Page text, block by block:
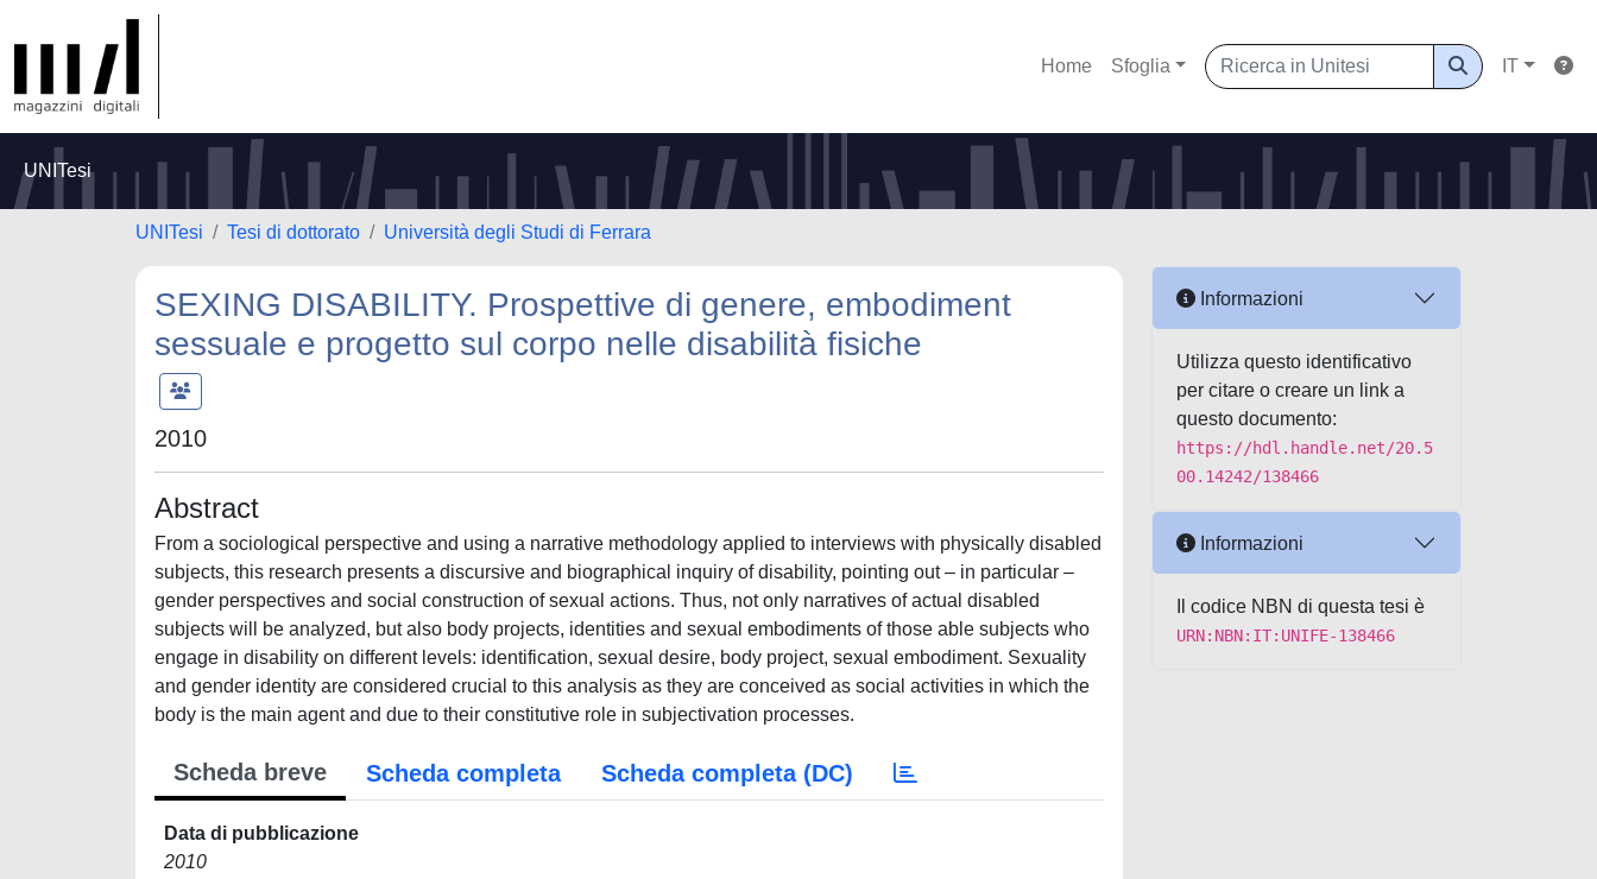
Home Sfoglia IT
UNITesi
UNITesi Tesi di dottorato Università degli Studi di Ferrara
SEXING DISABILITY. Prospettive di genere, embodiment
sessuale e progetto sul corpo nelle disabilità fisiche
2010
Abstract
From a sociological perspective and using a narrative methodology applied to interviews with physically disabled
subjects, this research presents a discursive and biographical inquiry of disability, pointing out – in particular –
gender perspectives and social construction of sexual actions. Thus, not only narratives of actual disabled
subjects will be analyzed, but also body projects, identities and sexual embodiments of those able subjects who
engage in disability on different levels: identification, sexual desire, body project, sexual embodiment. Sexuality
and gender identity are considered crucial to this analysis as they are conceived as social activities in which the
body is the main agent and due to their constitutive role in subjectivation processes.
Scheda breve Scheda completa Scheda completa (DC)
Data di pubblicazione
2010
Informazioni
Utilizza questo identificativo
per citare o creare un link a
questo documento:
https://hdl.handle.net/20.5
00.14242/138466
Informazioni
Il codice NBN di questa tesi è
URN:NBN:IT:UNIFE-138466